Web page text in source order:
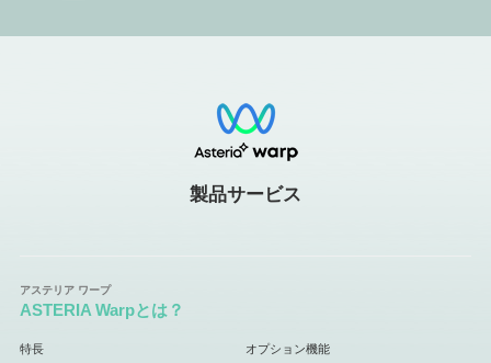
製品サービス
ASTERIA Warpとは？
特長 オプション機能